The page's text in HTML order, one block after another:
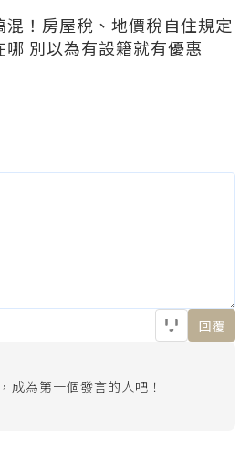
混！房屋稅、地價稅自住規定
哪 別以為有設籍就有優惠
回覆
成為第一個發言的人吧！